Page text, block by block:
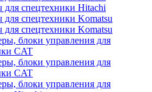
спецтехники Hitachi
спецтехники Komatsu
спецтехники Komatsu
блоки управления для
CAT
блоки управления для
CAT
блоки управления для